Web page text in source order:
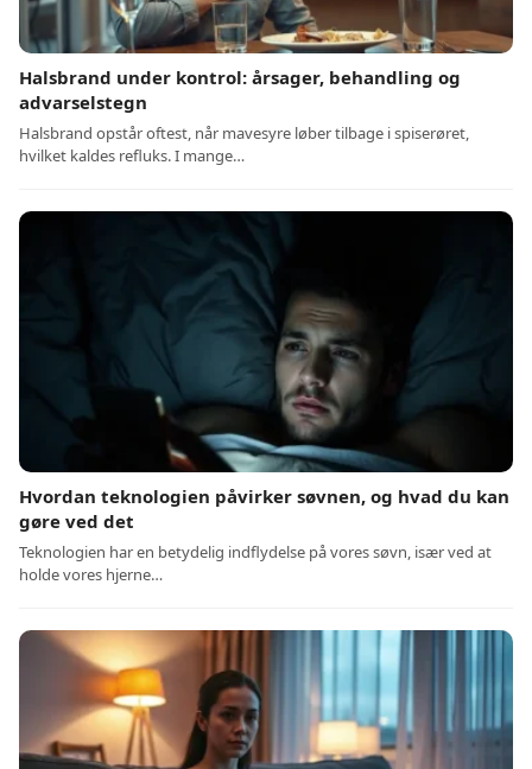
Halsbrand under kontrol: årsager, behandling og
advarselstegn
Halsbrand opstår oftest, når mavesyre løber tilbage i spiserøret,
hvilket kaldes refluks. I mange…
Hvordan teknologien påvirker søvnen, og hvad du kan
gøre ved det
Teknologien har en betydelig indflydelse på vores søvn, især ved at
holde vores hjerne…